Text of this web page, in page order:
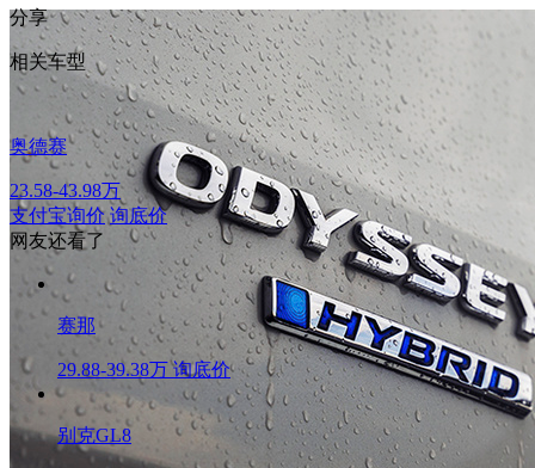
分享
相关车型
奥德赛
23.58-43.98万
支付宝询价 询底价
网友还看了
赛那
29.88-39.38万 询底价
别克GL8